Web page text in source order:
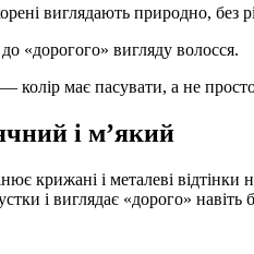
виглядають природно, без
«дорогого» вигляду волосся.
колір має пасувати, а не
і м’який
крижані і металеві відтінки
і виглядає «дорого»